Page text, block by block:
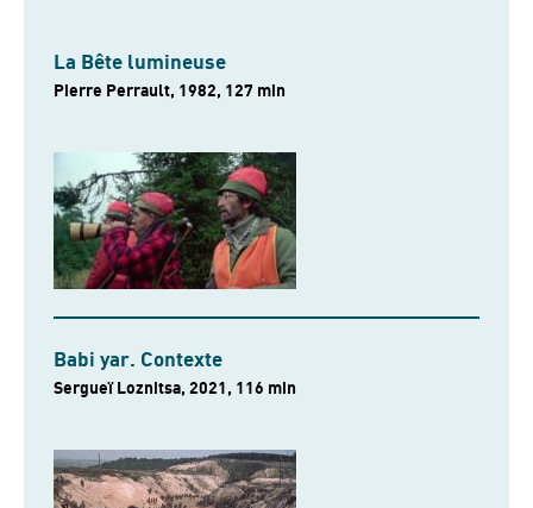
La Bête lumineuse
Pierre Perrault, 1982, 127 min
Babi yar. Contexte
Sergueï Loznitsa, 2021, 116 min